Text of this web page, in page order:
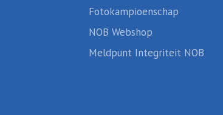
Fotokampioenschap
NOB Webshop
Meldpunt Integriteit NOB